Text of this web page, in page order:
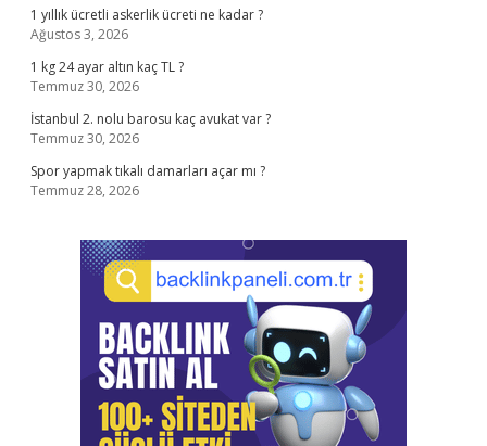
1 yıllık ücretli askerlik ücreti ne kadar ?
Ağustos 3, 2026
1 kg 24 ayar altın kaç TL ?
Temmuz 30, 2026
İstanbul 2. nolu barosu kaç avukat var ?
Temmuz 30, 2026
Spor yapmak tıkalı damarları açar mı ?
Temmuz 28, 2026